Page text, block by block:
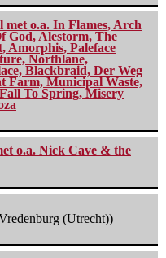
met o.a. In Flames, Arch
God, Alestorm, The
Amorphis, Paleface
Northlane,
Blackbraid, Der Weg
Farm, Municipal Waste,
To Spring, Misery
o.a. Nick Cave & the
(Utrecht))